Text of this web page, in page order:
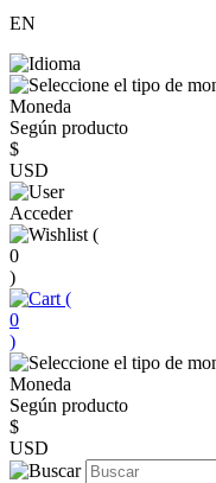
EN
Moneda
Según producto
$
USD
Acceder
(
0
)
(
0
)
Moneda
Según producto
$
USD